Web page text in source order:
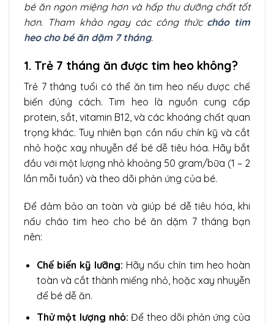
bé ăn ngon miệng hơn và hấp thu dưỡng chất tốt
hơn. Tham khảo ngay các công thức cháo tim
heo cho bé ăn dặm 7 tháng.
1. Trẻ 7 tháng ăn được tim heo không?
Trẻ 7 tháng tuổi có thể ăn tim heo nếu được chế
biến đúng cách. Tim heo là nguồn cung cấp
protein, sắt, vitamin B12, và các khoáng chất quan
trọng khác. Tuy nhiên bạn cần nấu chín kỹ và cắt
nhỏ hoặc xay nhuyễn để bé dễ tiêu hóa. Hãy bắt
đầu với một lượng nhỏ khoảng 50 gram/bữa (1 – 2
lần mỗi tuần) và theo dõi phản ứng của bé.
Để đảm bảo an toàn và giúp bé dễ tiêu hóa, khi
nấu cháo tim heo cho bé ăn dặm 7 tháng bạn
nên:
Chế biến kỹ lưỡng: Hãy nấu chín tim heo hoàn
toàn và cắt thành miếng nhỏ, hoặc xay nhuyễn
để bé dễ ăn.
Thử một lượng nhỏ: Để theo dõi phản ứng của